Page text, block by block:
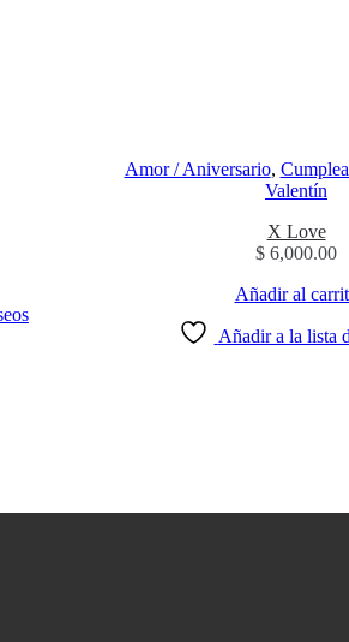
Amor / Aniversario,
Valentín
X Love
$ 6,000.00
Añadir al
Añadir a la lista